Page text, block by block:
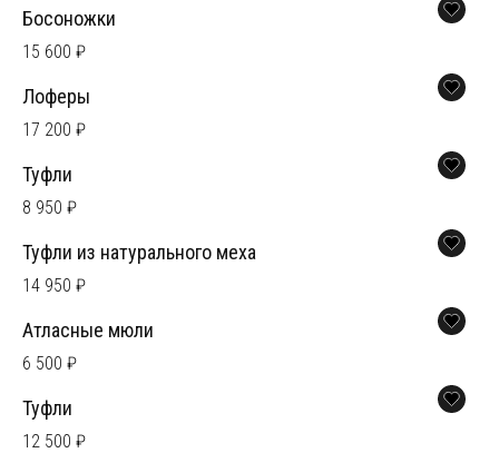
Босоножки
15 600 ₽
Лоферы
17 200 ₽
Туфли
8 950 ₽
Туфли из натурального меха
14 950 ₽
Атласные мюли
6 500 ₽
Туфли
12 500 ₽